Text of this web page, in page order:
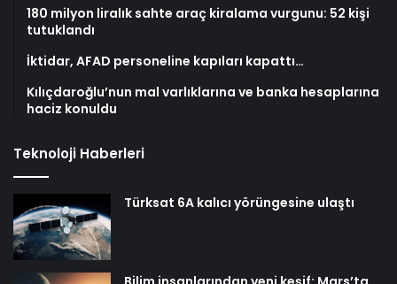
180 milyon liralık sahte araç kiralama vurgunu: 52 kişi
tutuklandı
İktidar, AFAD personeline kapıları kapattı…
Kılıçdaroğlu’nun mal varlıklarına ve banka hesaplarına
haciz konuldu
Teknoloji Haberleri
Türksat 6A kalıcı yörüngesine ulaştı